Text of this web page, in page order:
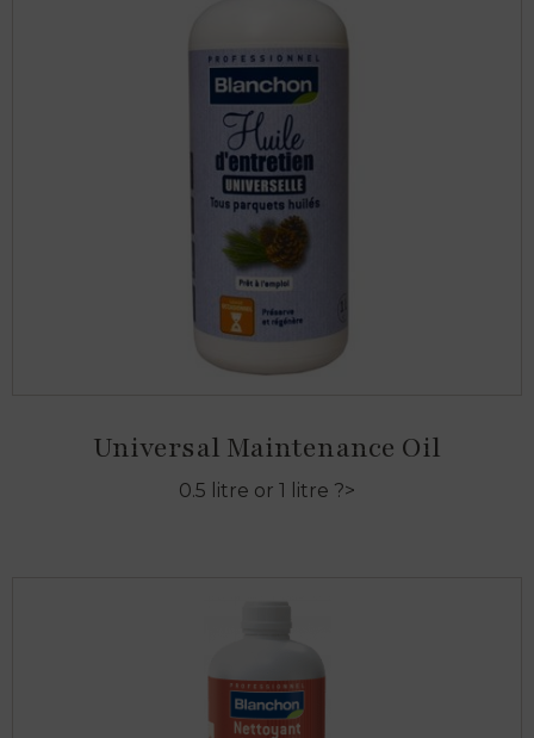
Universal Maintenance Oil
0.5 litre or 1 litre ?>